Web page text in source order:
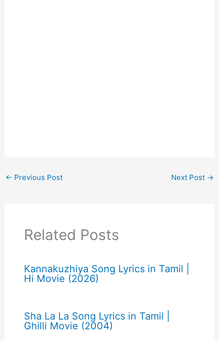
← Previous Post Next Post →
Related Posts
Kannakuzhiya Song Lyrics in Tamil |
Hi Movie (2026)
Sha La La Song Lyrics in Tamil |
Ghilli Movie (2004)